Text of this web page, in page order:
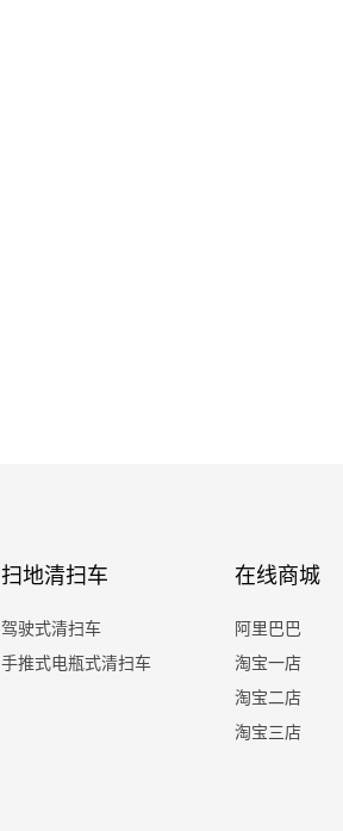
扫地清扫车
驾驶式清扫车
手推式电瓶式清扫车
在线商城
阿里巴巴
淘宝一店
淘宝二店
淘宝三店